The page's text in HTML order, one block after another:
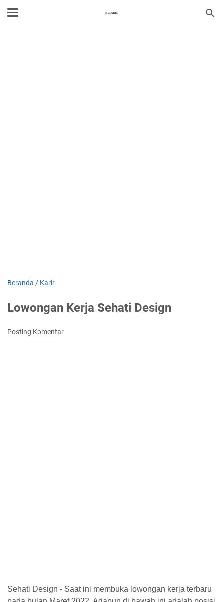
Beranda / Karir
Lowongan Kerja Sehati Design
Posting Komentar
Sehati Design - Saat ini membuka lowongan kerja terbaru